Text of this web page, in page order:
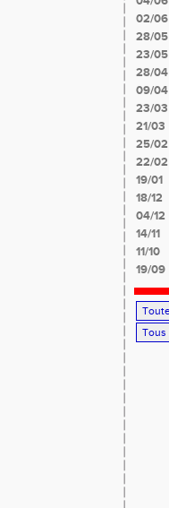
02/06
28/05
23/05
28/04
09/04
23/03
21/03
25/02
22/02
19/01
18/12
04/12
14/11
11/10
19/09